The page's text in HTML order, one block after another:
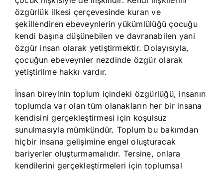
özgürlük ilkesi çerçevesinde kuran ve
şekillendiren ebeveynlerin yükümlülüğü çocuğu
kendi başına düşünebilen ve davranabilen yani
özgür insan olarak yetiştirmektir. Dolayısıyla,
çocuğun ebeveynler nezdinde özgür olarak
yetiştirilme hakkı vardır.
İnsan bireyinin toplum içindeki özgürlüğü, insanın
toplumda var olan tüm olanakların her bir insana
kendisini gerçekleştirmesi için koşulsuz
sunulmasıyla mümkündür. Toplum bu bakımdan
hiçbir insana gelişimine engel oluşturacak
bariyerler oluşturmamalıdır. Tersine, onlara
kendilerini gerçekleştirmeleri için toplumsal